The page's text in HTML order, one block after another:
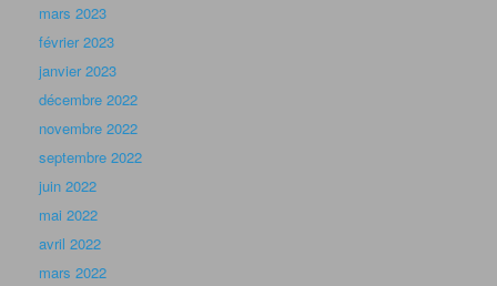
mars 2023
février 2023
janvier 2023
décembre 2022
novembre 2022
septembre 2022
juin 2022
mai 2022
avril 2022
mars 2022